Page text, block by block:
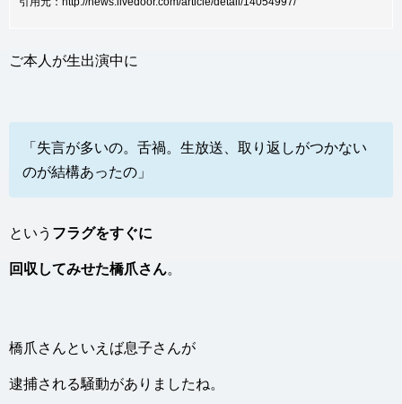
ご本人が生出演中に
「失言が多いの。舌禍。生放送、取り返しがつかない
のが結構あったの」
という フラグをすぐに
回収してみせた橋爪さん。
橋爪さんといえば息子さんが
逮捕される騒動がありましたね。